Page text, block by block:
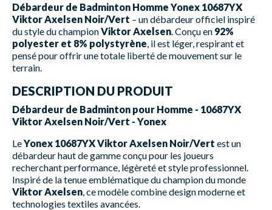
Débardeur de Badminton Homme Yonex 10687YX
Viktor Axelsen Noir/Vert – un débardeur officiel inspiré
du style du championViktor Axelsen . Conçu en 92%
polyester et 8% polystyrène , il est léger, respirant et
pensé pour offrir une totale liberté de mouvement sur le
terrain.
DESCRIPTION DU PRODUIT
Débardeur de Badminton pour Homme - 10687YX
Viktor Axelsen Noir/Vert - Yonex
LeYonex 10687YX Viktor Axelsen Noir/Vert est un
débardeur haut de gamme conçu pour les joueurs
recherchant performance, légèreté et style professionnel.
Inspiré de la tenue emblématique du champion du monde
Viktor Axelsen , ce modèle combine design moderne et
technologies textiles avancées.